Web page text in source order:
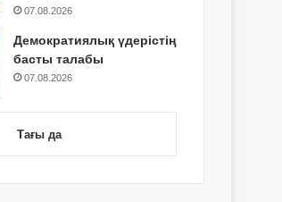
07.08.2026
Демократиялық үдерістің
басты талабы
07.08.2026
Тағы да